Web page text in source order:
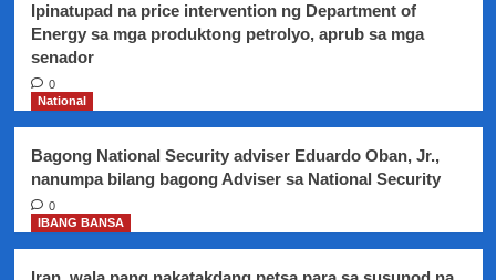
pinag-
iingat
Ipinatupad na price intervention ng Department of
Energy sa mga produktong petrolyo, aprub sa mga
senador
0
National
Bagong National Security adviser Eduardo Oban, Jr.,
nanumpa bilang bagong Adviser sa National Security
0
IBANG BANSA